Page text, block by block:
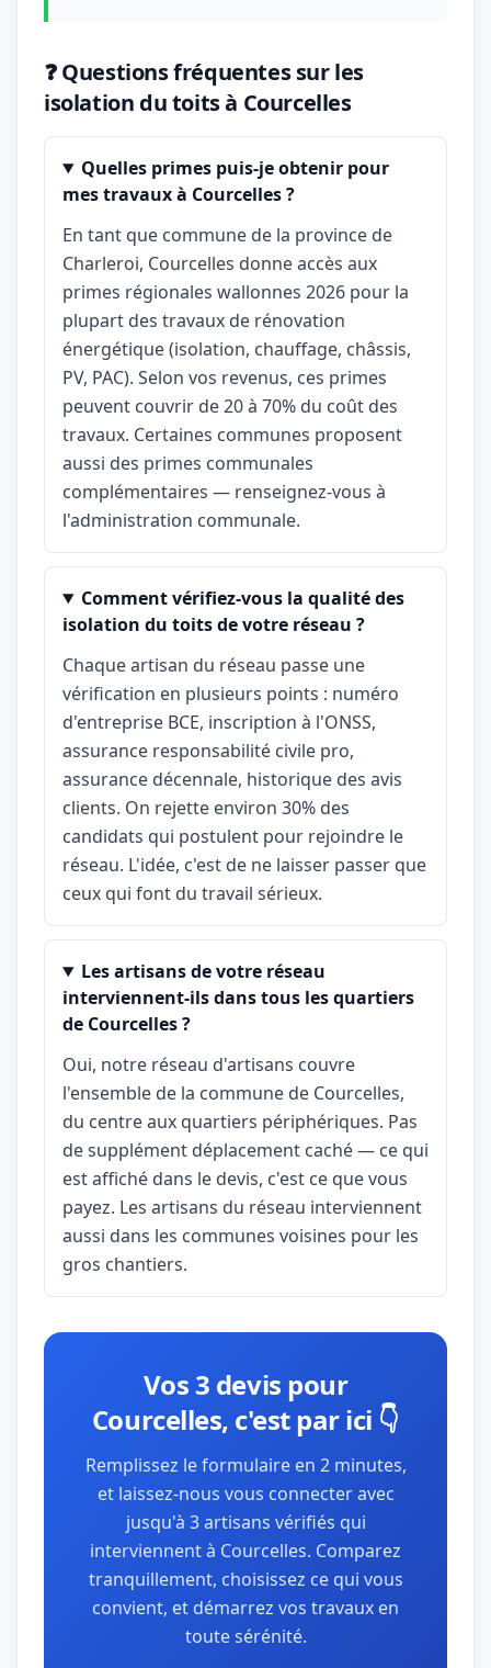
❓ Questions fréquentes sur les
isolation du toits à Courcelles
Quelles primes puis-je obtenir pour
mes travaux à Courcelles ?
En tant que commune de la province de
Charleroi, Courcelles donne accès aux
primes régionales wallonnes 2026 pour la
plupart des travaux de rénovation
énergétique (isolation, chauffage, châssis,
PV, PAC). Selon vos revenus, ces primes
peuvent couvrir de 20 à 70% du coût des
travaux. Certaines communes proposent
aussi des primes communales
complémentaires — renseignez-vous à
l'administration communale.
Comment vérifiez-vous la qualité des
isolation du toits de votre réseau ?
Chaque artisan du réseau passe une
vérification en plusieurs points : numéro
d'entreprise BCE, inscription à l'ONSS,
assurance responsabilité civile pro,
assurance décennale, historique des avis
clients. On rejette environ 30% des
candidats qui postulent pour rejoindre le
réseau. L'idée, c'est de ne laisser passer que
ceux qui font du travail sérieux.
Les artisans de votre réseau
interviennent-ils dans tous les quartiers
de Courcelles ?
Oui, notre réseau d'artisans couvre
l'ensemble de la commune de Courcelles,
du centre aux quartiers périphériques. Pas
de supplément déplacement caché — ce qui
est affiché dans le devis, c'est ce que vous
payez. Les artisans du réseau interviennent
aussi dans les communes voisines pour les
gros chantiers.
Vos 3 devis pour
Courcelles, c'est par ici 👇
Remplissez le formulaire en 2 minutes,
et laissez-nous vous connecter avec
jusqu'à 3 artisans vérifiés qui
interviennent à Courcelles. Comparez
tranquillement, choisissez ce qui vous
convient, et démarrez vos travaux en
toute sérénité.